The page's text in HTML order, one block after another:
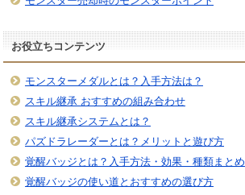
お役立ちコンテンツ
モンスターメダルとは？入手方法は？
スキル継承 おすすめの組み合わせ
スキル継承システムとは？
パズドラレーダーとは？メリットと遊び方
覚醒バッジとは？入手方法・効果・種類まとめ
覚醒バッジの使い道とおすすめの選び方